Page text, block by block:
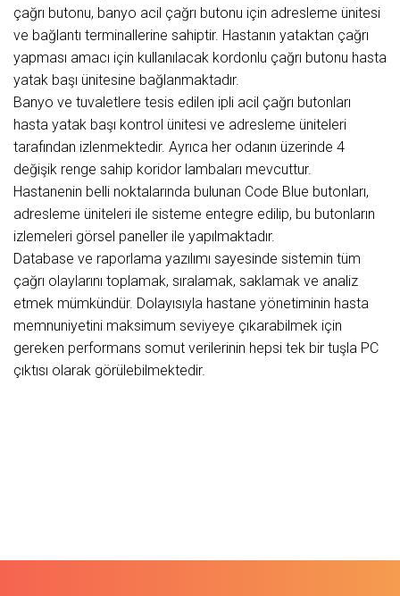
çağrı butonu, banyo acil çağrı butonu için adresleme ünitesi
ve bağlantı terminallerine sahiptir. Hastanın yataktan çağrı
yapması amacı için kullanılacak kordonlu çağrı butonu hasta
yatak başı ünitesine bağlanmaktadır.
Banyo ve tuvaletlere tesis edilen ipli acil çağrı butonları
hasta yatak başı kontrol ünitesi ve adresleme üniteleri
tarafından izlenmektedir. Ayrıca her odanın üzerinde 4
değişik renge sahip koridor lambaları mevcuttur.
Hastanenin belli noktalarında bulunan Code Blue butonları,
adresleme üniteleri ile sisteme entegre edilip, bu butonların
izlemeleri görsel paneller ile yapılmaktadır.
Database ve raporlama yazılımı sayesinde sistemin tüm
çağrı olaylarını toplamak, sıralamak, saklamak ve analiz
etmek mümkündür. Dolayısıyla hastane yönetiminin hasta
memnuniyetini maksimum seviyeye çıkarabilmek için
gereken performans somut verilerinin hepsi tek bir tuşla PC
çıktısı olarak görülebilmektedir.